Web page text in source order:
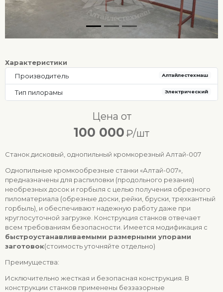
Характеристики
Производитель
Алтайлестехмаш
Тип пилорамы Электрический
Цена от
100 000₽/шт
Станок дисковый, однопильный кромкорезный Алтай-007
Однопильные кромкообрезные станки «Алтай-007»,
предназначены для распиловки (продольного резания)
необрезных досок и горбыля с целью получения обрезного
пиломатериала (обрезные доски, рейки, бруски, трехкантный
горбыль), и обеспечивают надежную работу даже при
круглосуточной загрузке. Конструкция станков отвечает
всем требованиям безопасности. Имеется модификация с
быстроустанавливаемыми размерными упорами
заготовок(стоимость уточняйте отдельно)
Преимущества:
Исключительно жесткая и безопасная конструкция. В
конструкции станков применены беззазорные